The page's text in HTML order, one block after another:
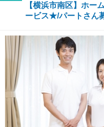
【横浜市南区】ホー
ービス★/パートさん